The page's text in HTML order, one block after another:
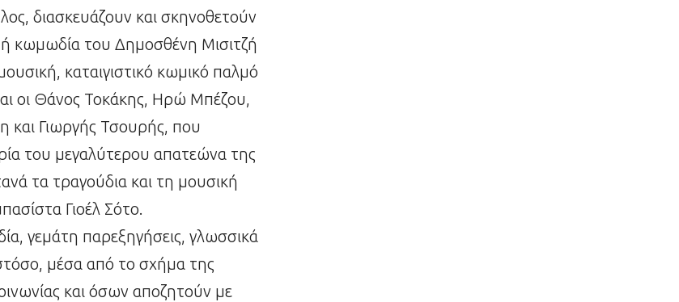
διασκευάζουν και σκηνοθετούν
κωμωδία του Δημοσθένη Μισιτζή
καταιγιστικό κωμικό παλμό
οι Θάνος Τοκάκης, Ηρώ Μπέζου,
και Γιωργής Τσουρής, που
του μεγαλύτερου απατεώνα της
τα τραγούδια και τη μουσική
Γιοέλ Σότο.
γεμάτη παρεξηγήσεις, γλωσσικά
μέσα από το σχήμα της
και όσων αποζητούν με